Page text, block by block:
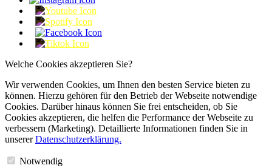
Welche Cookies akzeptieren Sie?
Wir verwenden Cookies, um Ihnen den besten Service bieten zu
können. Hierzu gehören für den Betrieb der Webseite notwendige
Cookies. Darüber hinaus können Sie frei entscheiden, ob Sie
Cookies akzeptieren, die helfen die Performance der Webseite zu
verbessern (Marketing). Detaillierte Informationen finden Sie in
unsererDatenschutzerklärung.
Notwendig